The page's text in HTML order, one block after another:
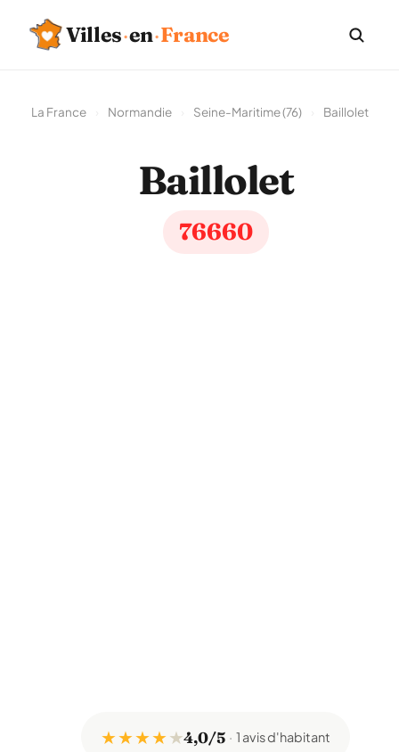
Villes·en·France
La France Normandie Seine-Maritime (76) Baillolet
Baillolet
76660
★ ★ ★ ★★4,0/5 1 avis d'habitant